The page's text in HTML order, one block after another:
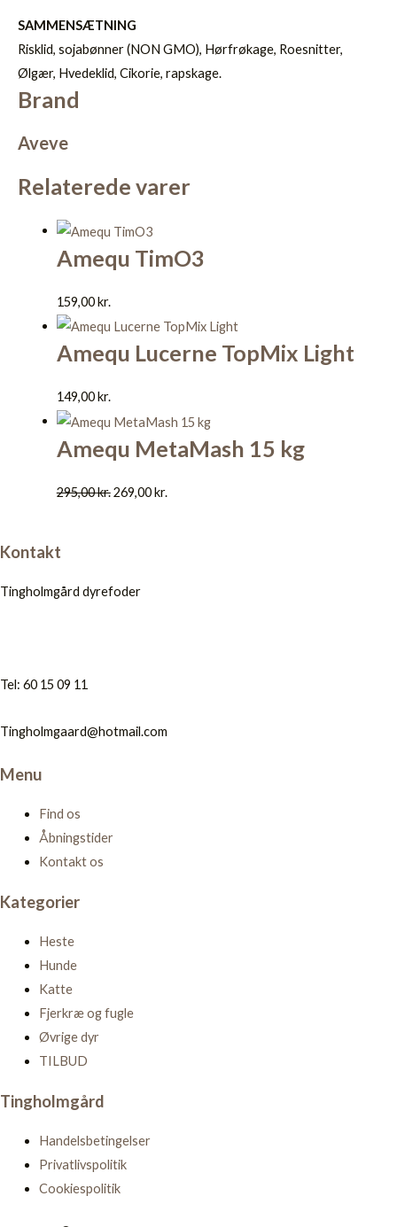
SAMMENSÆTNING
Risklid, sojabønner (NON GMO), Hørfrøkage, Roesnitter,
Ølgær, Hvedeklid, Cikorie, rapskage.
Brand
Aveve
Relaterede varer
Amequ TimO3
159,00kr.
Amequ Lucerne TopMix Light
149,00kr.
Amequ MetaMash 15 kg
295,00kr.269,00kr.
Kontakt
Tingholmgård dyrefoder
Tel: 60 15 09 11
Tingholmgaard@hotmail.com
Menu
Find os
Åbningstider
Kontakt os
Kategorier
Heste
Hunde
Katte
Fjerkræ og fugle
Øvrige dyr
TILBUD
Tingholmgård
Handelsbetingelser
Privatlivspolitik
Cookiespolitik